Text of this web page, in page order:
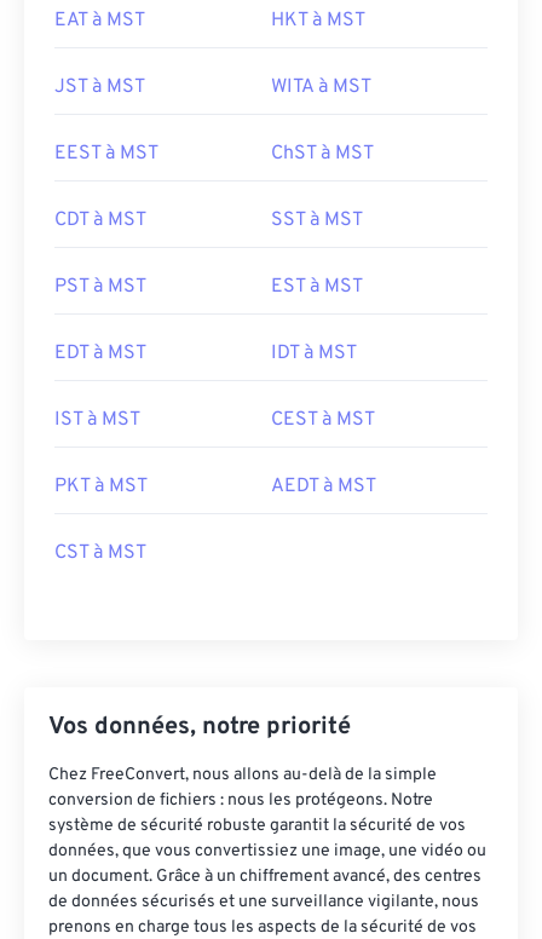
EAT à MST HKT à MST
JST à MST WITA à MST
EEST à MST ChST à MST
CDT à MST SST à MST
PST à MST EST à MST
EDT à MST IDT à MST
IST à MST CEST à MST
PKT à MST AEDT à MST
CST à MST
Vos données, notre priorité
Chez FreeConvert, nous allons au-delà de la simple
conversion de fichiers : nous les protégeons. Notre
système de sécurité robuste garantit la sécurité de vos
données, que vous convertissiez une image, une vidéo ou
un document. Grâce à un chiffrement avancé, des centres
de données sécurisés et une surveillance vigilante, nous
prenons en charge tous les aspects de la sécurité de vos